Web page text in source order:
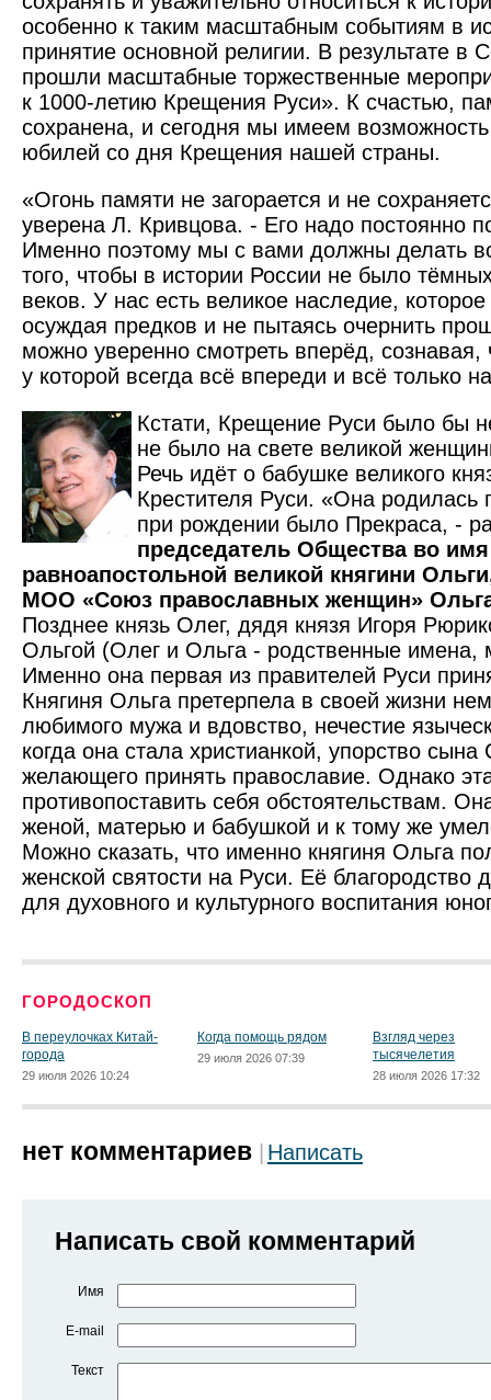
особенно к таким масштабным событиям в
принятие основной религии. В результате в
прошли масштабные торжественные
к 1000-летию Крещения Руси». К счастью,
сохранена, и сегодня мы имеем
юбилей со дня Крещения нашей страны.
«Огонь памяти не загорается и не
уверена Л. Кривцова. - Его надо постоянно
Именно поэтому мы с вами должны делать
того, чтобы в истории России не было
веков. У нас есть великое наследие,
осуждая предков и не пытаясь очернить
можно уверенно смотреть вперёд, сознавая,
у которой всегда всё впереди и всё только
Кстати, Крещение Руси было бы
не было на свете великой
Речь идёт о бабушке великого
Крестителя Руси. «Она
при рождении было Прекраса, -
председатель Общества во
равноапостольной великой княгини
МОО «Союз православных женщин»
Позднее князь Олег, дядя князя Игоря
Ольгой (Олег и Ольга - родственные имена,
Именно она первая из правителей Руси
Княгиня Ольга претерпела в своей жизни
любимого мужа и вдовство, нечестие
когда она стала христианкой, упорство
желающего принять православие. Однако
противопоставить себя обстоятельствам.
женой, матерью и бабушкой и к тому же
Можно сказать, что именно княгиня Ольга
женской святости на Руси. Её благородство
для духовного и культурного воспитания
ГОРОДОСКОП
В переулочках Китай-
города
29 июля 2026 10:24
Когда помощь рядом
29 июля 2026 07:39
Взгляд через
тысячелетия
28 июля 2026 17:32
нет комментариев Написать
Написать свой комментарий
Имя
E-mail
Текст